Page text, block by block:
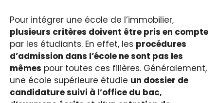
Pour intégrer une école de l’immobilier,
plusieurs critères doivent être pris en compte
par les étudiants. En effet, les procédures
d’admission dans l’école ne sont pas les
mêmes pour toutes ces filières. Généralement,
une école supérieure étudie un dossier de
candidature suivi à l’office du bac,